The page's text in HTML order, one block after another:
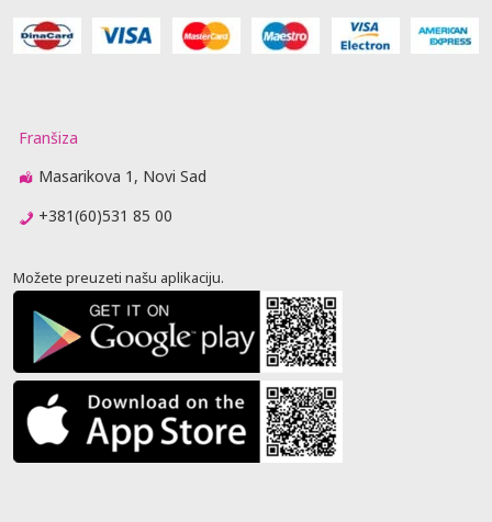
Franšiza
Masarikova 1, Novi Sad
+381(60)531 85 00
Možete preuzeti našu aplikaciju.